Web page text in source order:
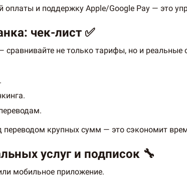
оплаты и поддержку Apple/Google Pay — это
чек-лист ✅
не только тарифы, но и реальные
переводом крупных сумм — это сэкономит
услуг и подписок 🔧
мобильное приложение.